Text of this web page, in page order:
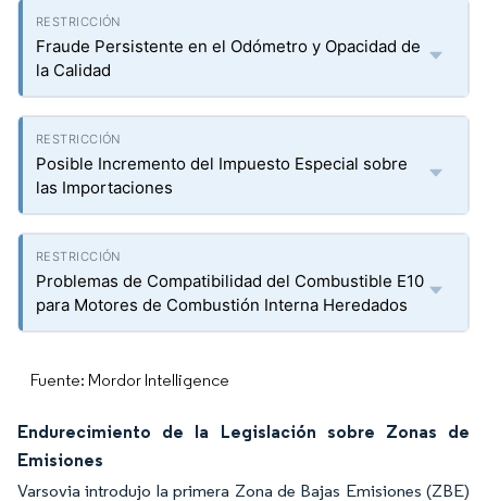
Fraude Persistente en el Odómetro y Opacidad de
la Calidad
Posible Incremento del Impuesto Especial sobre
las Importaciones
Problemas de Compatibilidad del Combustible E10
para Motores de Combustión Interna Heredados
Fuente: Mordor Intelligence
Endurecimiento de la Legislación sobre Zonas de
Emisiones
Varsovia introdujo la primera Zona de Bajas Emisiones (ZBE)